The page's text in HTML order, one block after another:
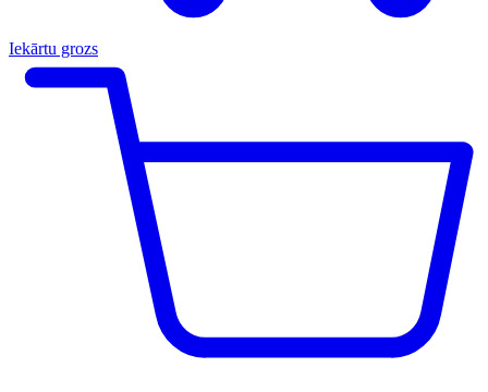
Iekārtu grozs